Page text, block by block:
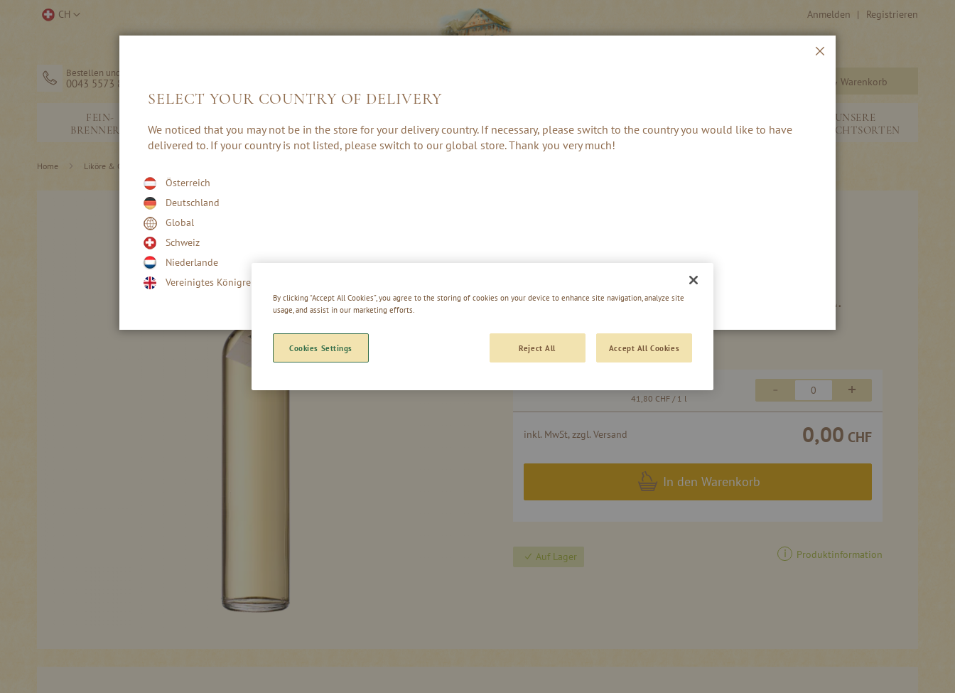
Direkt
Anmelden Registrieren
Store CH
Bestellen und Hilfe
0043 5573 82203 Warenkorb
FEIN-
BRENNEREI
EDELBRÄNDE
CREAMS
& PUNSCH
ZUBEHÖR
SAISONALES
UNSERE
FRUCHTSORTEN
Home Liköre & Creams
APFEL-MOHN LIKÖR 16 % VOL.
Produkte
41,80 CHF / 1 l - +
inkl. MwSt, zzgl. Versand 0,00 CHF
In den Warenkorb
Auf Lager Produktinformation
By clicking “Accept All Cookies”, you agree to the storing of cookies on your device to enhance site navigation, analyze site
usage, and assist in our marketing efforts.
Cookies Settings Reject All Accept All Cookies
SELECT YOUR COUNTRY OF DELIVERY
We noticed that you may not be in the store for your delivery country. If necessary, please switch to the country you would like to have
delivered to. If your country is not listed, please switch to our global store. Thank you very much!
Österreich
Deutschland
Global
Schweiz
Niederlande
Vereinigtes Königreich